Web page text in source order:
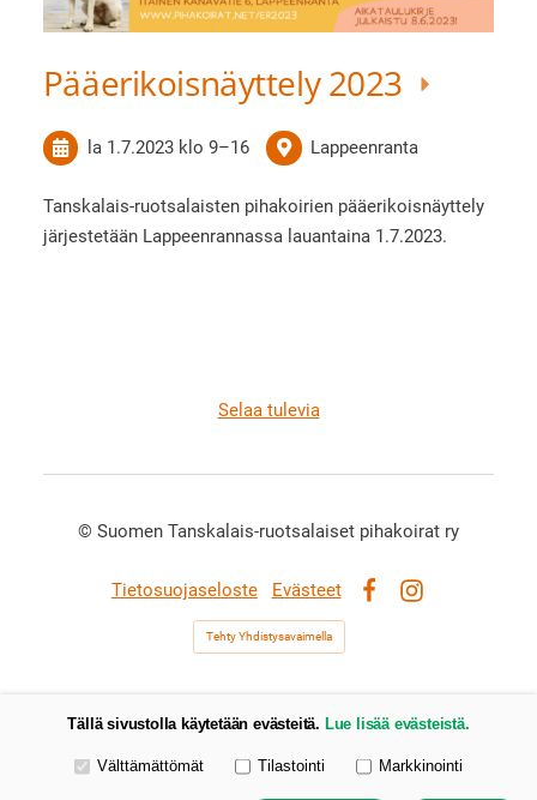
Pääerikoisnäyttely 2023
la 1.7.2023 klo 9–16 Lappeenranta
Tanskalais-ruotsalaisten pihakoirien pääerikoisnäyttely
järjestetään Lappeenrannassa lauantaina 1.7.2023.
Selaa tulevia
© Suomen Tanskalais-ruotsalaiset pihakoirat ry
Tietosuojaseloste
Evästeet
Tehty Yhdistysavaimella
Tällä sivustolla käytetään evästeitä. Lue lisää evästeistä.
Valitse käytettävät evästeet
Välttämättömät Tilastointi Markkinointi